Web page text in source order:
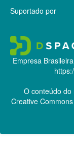
Suportado por
Empresa
O conteúdo do
Creative Commons